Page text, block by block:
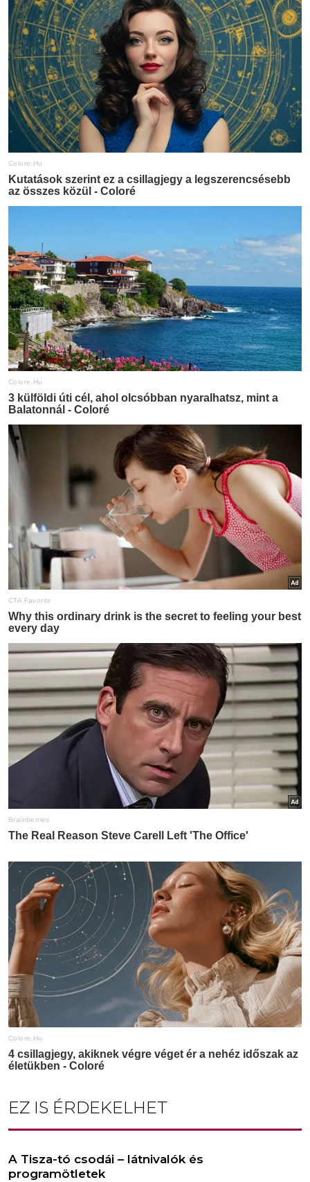
EZ IS ÉRDEKELHET
A Tisza-tó csodái – látnivalók és
programötletek